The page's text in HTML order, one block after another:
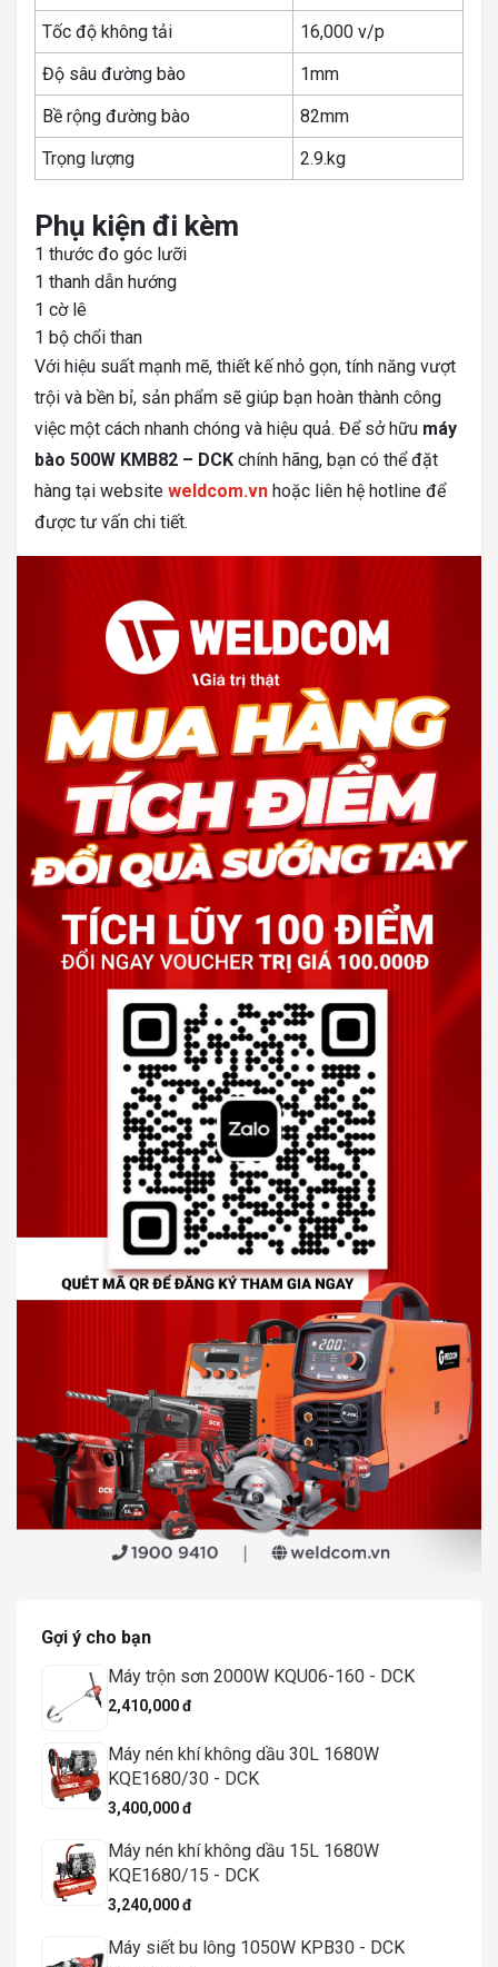
Tốc độ không tải
16,000 v/p
Độ sâu đường bào
1mm
Bề rộng đường bào
82mm
Trọng lượng
2.9.kg
Phụ kiện đi kèm
1 thước đo góc lưỡi
1 thanh dẫn hướng
1 cờ lê
1 bộ chổi than
Với hiệu suất mạnh mẽ, thiết kế nhỏ gọn, tính năng vượt
trội và bền bỉ, sản phẩm sẽ giúp bạn hoàn thành công
việc một cách nhanh chóng và hiệu quả. Để sở hữu máy
bào 500W KMB82 – DCK chính hãng, bạn có thể đặt
hàng tại website weldcom.vn hoặc liên hệ hotline để
được tư vấn chi tiết.
Gợi ý cho bạn
Máy trộn sơn 2000W KQU06-160 - DCK
2,410,000 đ
Máy nén khí không dầu 30L 1680W
KQE1680/30 - DCK
3,400,000 đ
Máy nén khí không dầu 15L 1680W
KQE1680/15 - DCK
3,240,000 đ
Máy siết bu lông 1050W KPB30 - DCK